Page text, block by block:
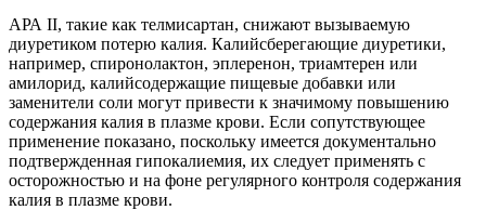
АРА II, такие как телмисартан, снижают вызываемую
диуретиком потерю калия. Калийсберегающие диуретики,
например, спиронолактон, эплеренон, триамтерен или
амилорид, калийсодержащие пищевые добавки или
заменители соли могут привести к значимому повышению
содержания калия в плазме крови. Если сопутствующее
применение показано, поскольку имеется документально
подтвержденная гипокалиемия, их следует применять с
осторожностью и на фоне регулярного контроля содержания
калия в плазме крови.